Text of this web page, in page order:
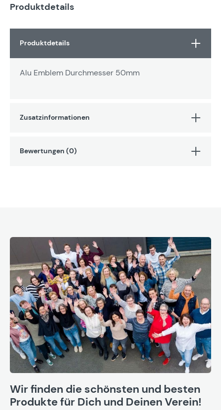
Produktdetails
Produktdetails
Alu Emblem Durchmesser 50mm
Zusatzinformationen
Bewertungen (0)
Wir finden die schönsten und besten
Produkte für Dich und Deinen Verein!